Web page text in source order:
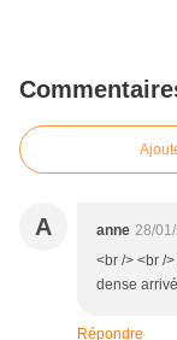
A anne 28/
<br /> <br /
dense
Répondre